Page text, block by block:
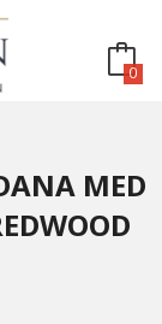
0
MED